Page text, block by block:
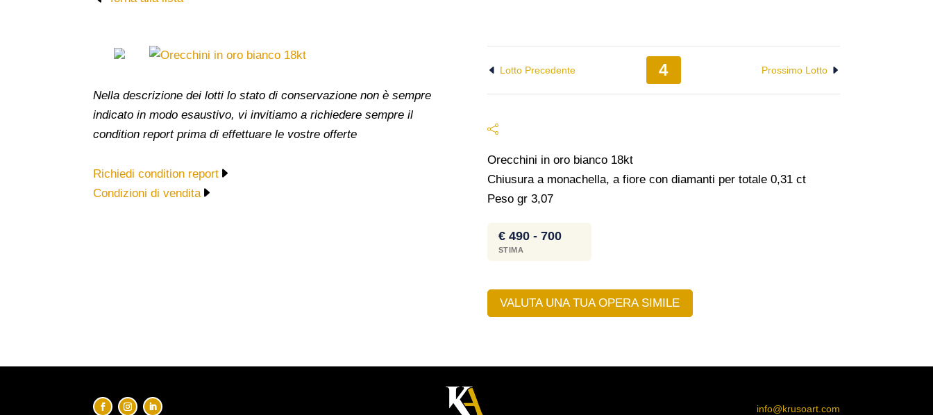
Nella descrizione dei lotti lo stato di conservazione non è sempre
indicato in modo esaustivo, vi invitiamo a richiedere sempre il
condition report prima di effettuare le vostre offerte
Richiedi condition report
Condizioni di vendita
Lotto Precedente 4 Prossimo Lotto
Orecchini in oro bianco 18kt
Chiusura a monachella, a fiore con diamanti per totale 0,31 ct
Peso gr 3,07
€ 490 - 700
STIMA
VALUTA UNA TUA OPERA SIMILE
info@krusoart.com